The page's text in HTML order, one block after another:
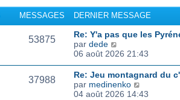
s
a
e
r
e
s
e
l
e
d
e
n
i
e
r
m
l
t
e
r
e
d
e
r
n
MESSAGES DERNIER MESSAGE
53875
Re: Y'a pas que les
par dede
o
s
u
l
06 août 2026 21:43
37988
Re: Jeu montagnard du
par medinenko
o
04 août 2026 14:43